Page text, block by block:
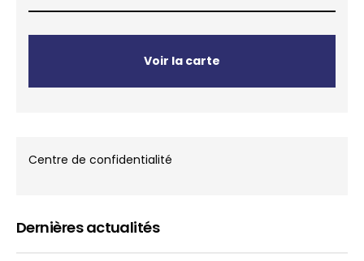
Voir la carte
Centre de confidentialité
Dernières actualités